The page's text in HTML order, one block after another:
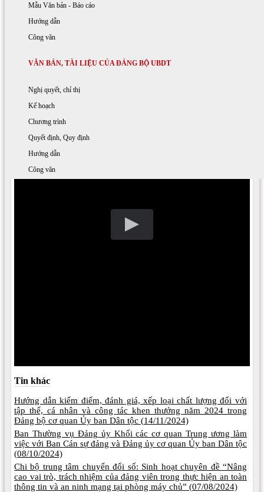
Học tập và làm theo tấm gương đạo đức Hồ Chí Minh
Quyết định - Quy định
Hướng dẫn
Công văn
VĂN BẢN, TÀI LIỆU CỦA ĐẢNG BỘ UBDT
Nghị quyết, chỉ thị
Kế hoạch
Chương trình
Quyết định, Quy định
Hướng dẫn
Công văn
Mẫu Văn bản - Báo cáo
[Audio] Đảng là cuộc sống của tôi
09:55 AM 17/11/2020| Lượt xem: 3732
Tin khác
Hướng dẫn kiểm điểm, đánh giá, xếp loại chất lượng đối với
tập thể, cá nhân và công tác khen thưởng năm 2024 trong
Đảng bộ cơ quan Ủy ban Dân tộc (14/11/2024)
Ban Thường vụ Đảng ủy Khối các cơ quan Trung ương làm
việc với Ban Cán sự đảng và Đảng ủy cơ quan Ủy ban Dân tộc
(08/10/2024)
Chi bộ trung tâm chuyển đổi số: Sinh hoạt chuyên đề “Nâng
cao vai trò, trách nhiệm của đảng viên trong thực hiện an toàn
thông tin và an ninh mạng tại phòng máy chủ” (07/08/2024)